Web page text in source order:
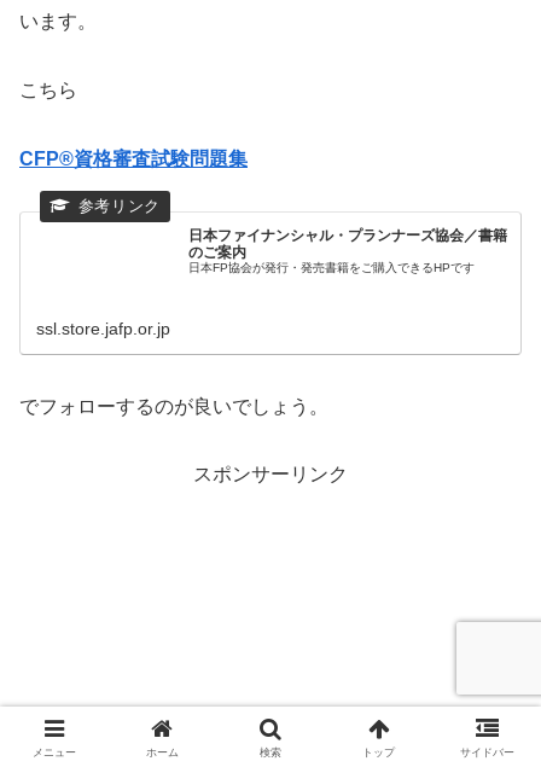
います。
こちら
CFP®資格審査試験問題集
日本ファイナンシャル・プランナーズ協会／書籍
のご案内
日本FP協会が発行・発売書籍をご購入できるHPです
ssl.store.jafp.or.jp
でフォローするのが良いでしょう。
スポンサーリンク
メニュー ホーム 検索 トップ サイドバー